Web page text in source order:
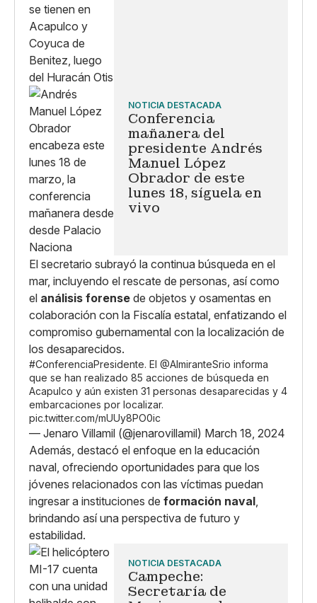
NOTICIA DESTACADA
Conferencia
mañanera del
presidente Andrés
Manuel López
Obrador de este
lunes 18, síguela en
vivo
El secretario subrayó la continua búsqueda en el
mar, incluyendo el rescate de personas, así como
el análisis forense de objetos y osamentas en
colaboración con la Fiscalía estatal, enfatizando el
compromiso gubernamental con la localización de
los desaparecidos.
#ConferenciaPresidente. El @AlmiranteSrio informa
que se han realizado 85 acciones de búsqueda en
Acapulco y aún existen 31 personas desaparecidas y 4
embarcaciones por localizar.
pic.twitter.com/mUUy8PO0ic
— Jenaro Villamil (@jenarovillamil) March 18, 2024
Además, destacó el enfoque en la educación
naval, ofreciendo oportunidades para que los
jóvenes relacionados con las víctimas puedan
ingresar a instituciones de formación naval,
brindando así una perspectiva de futuro y
estabilidad.
NOTICIA DESTACADA
Campeche:
Secretaría de